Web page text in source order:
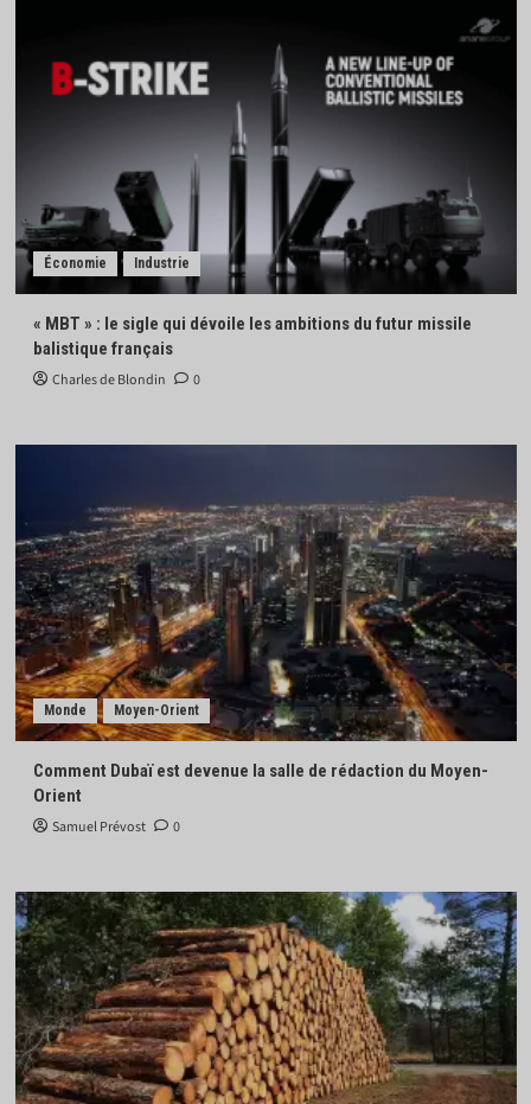
Économie Industrie
« MBT » : le sigle qui dévoile les ambitions du futur missile
balistique français
Charles de Blondin 0
Monde Moyen-Orient
Comment Dubaï est devenue la salle de rédaction du Moyen-
Orient
Samuel Prévost 0